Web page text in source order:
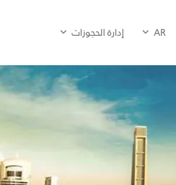
AR إدارة الحجوزات